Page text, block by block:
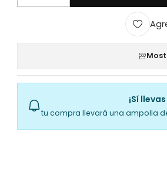
¡Sí
tu compra llevará una ampolla